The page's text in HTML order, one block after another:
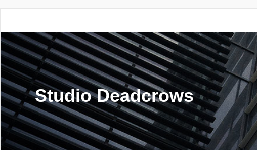
Studio Deadcrows